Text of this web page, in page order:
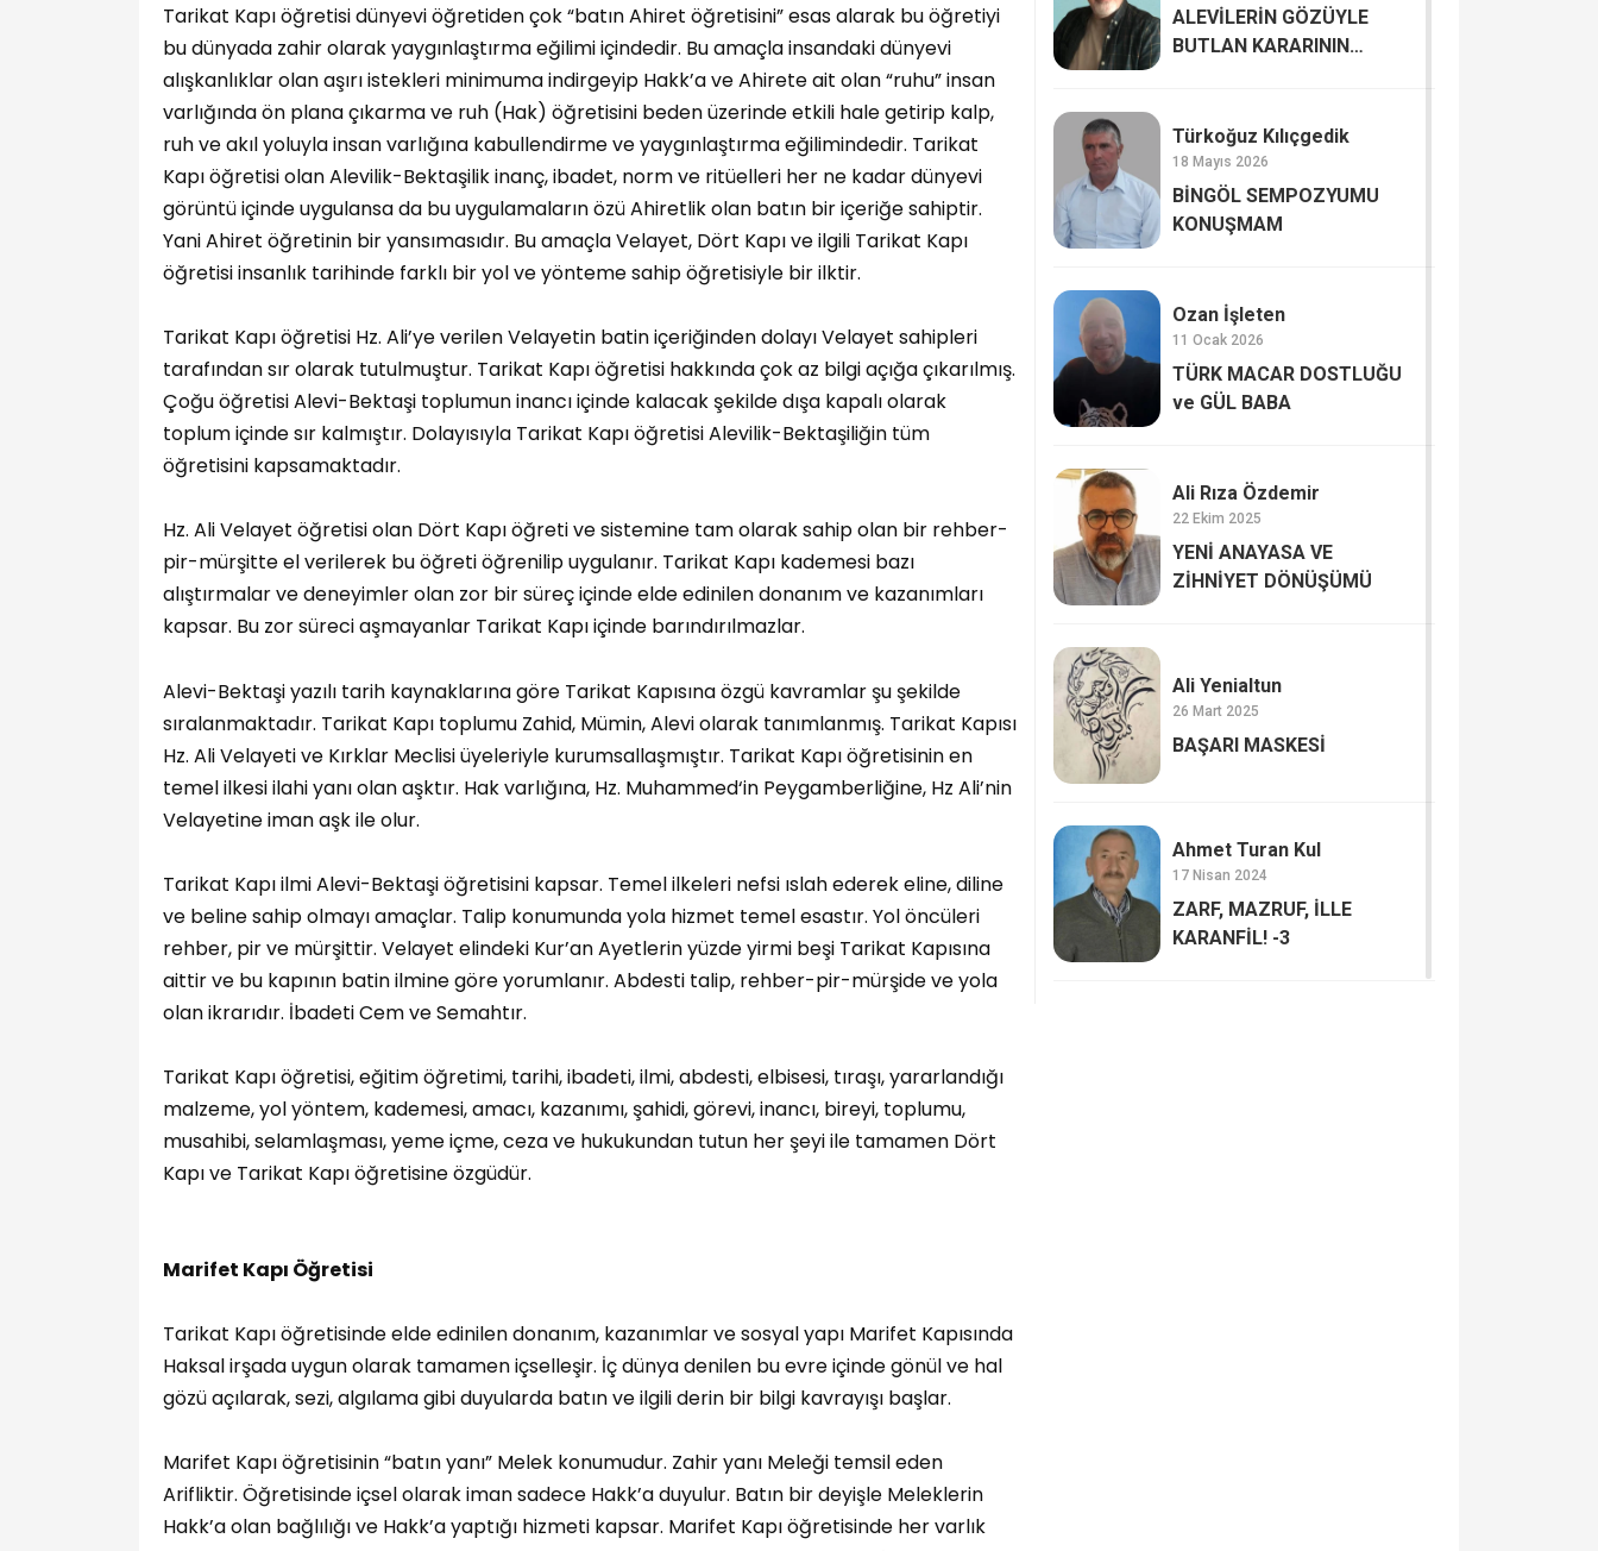
Tarikat Kapı öğretisi dünyevi öğretiden çok “batın Ahiret öğretisini” esas alarak bu öğretiyi
bu dünyada zahir olarak yaygınlaştırma eğilimi içindedir. Bu amaçla insandaki dünyevi
alışkanlıklar olan aşırı istekleri minimuma indirgeyip Hakk’a ve Ahirete ait olan “ruhu” insan
varlığında ön plana çıkarma ve ruh (Hak) öğretisini beden üzerinde etkili hale getirip kalp,
ruh ve akıl yoluyla insan varlığına kabullendirme ve yaygınlaştırma eğilimindedir. Tarikat
Kapı öğretisi olan Alevilik-Bektaşilik inanç, ibadet, norm ve ritüelleri her ne kadar dünyevi
görüntü içinde uygulansa da bu uygulamaların özü Ahiretlik olan batın bir içeriğe sahiptir.
Yani Ahiret öğretinin bir yansımasıdır. Bu amaçla Velayet, Dört Kapı ve ilgili Tarikat Kapı
öğretisi insanlık tarihinde farklı bir yol ve yönteme sahip öğretisiyle bir ilktir.
Tarikat Kapı öğretisi Hz. Ali’ye verilen Velayetin batin içeriğinden dolayı Velayet sahipleri
tarafından sır olarak tutulmuştur. Tarikat Kapı öğretisi hakkında çok az bilgi açığa çıkarılmış.
Çoğu öğretisi Alevi-Bektaşi toplumun inancı içinde kalacak şekilde dışa kapalı olarak
toplum içinde sır kalmıştır. Dolayısıyla Tarikat Kapı öğretisi Alevilik-Bektaşiliğin tüm
öğretisini kapsamaktadır.
Hz. Ali Velayet öğretisi olan Dört Kapı öğreti ve sistemine tam olarak sahip olan bir rehber-
pir-mürşitte el verilerek bu öğreti öğrenilip uygulanır. Tarikat Kapı kademesi bazı
alıştırmalar ve deneyimler olan zor bir süreç içinde elde edinilen donanım ve kazanımları
kapsar. Bu zor süreci aşmayanlar Tarikat Kapı içinde barındırılmazlar.
Alevi-Bektaşi yazılı tarih kaynaklarına göre Tarikat Kapısına özgü kavramlar şu şekilde
sıralanmaktadır. Tarikat Kapı toplumu Zahid, Mümin, Alevi olarak tanımlanmış. Tarikat Kapısı
Hz. Ali Velayeti ve Kırklar Meclisi üyeleriyle kurumsallaşmıştır. Tarikat Kapı öğretisinin en
temel ilkesi ilahi yanı olan aşktır. Hak varlığına, Hz. Muhammed‘in Peygamberliğine, Hz Ali’nin
Velayetine iman aşk ile olur.
Tarikat Kapı ilmi Alevi-Bektaşi öğretisini kapsar. Temel ilkeleri nefsi ıslah ederek eline, diline
ve beline sahip olmayı amaçlar. Talip konumunda yola hizmet temel esastır. Yol öncüleri
rehber, pir ve mürşittir. Velayet elindeki Kur’an Ayetlerin yüzde yirmi beşi Tarikat Kapısına
aittir ve bu kapının batin ilmine göre yorumlanır. Abdesti talip, rehber-pir-mürşide ve yola
olan ikrarıdır. İbadeti Cem ve Semahtır.
Tarikat Kapı öğretisi, eğitim öğretimi, tarihi, ibadeti, ilmi, abdesti, elbisesi, tıraşı, yararlandığı
malzeme, yol yöntem, kademesi, amacı, kazanımı, şahidi, görevi, inancı, bireyi, toplumu,
musahibi, selamlaşması, yeme içme, ceza ve hukukundan tutun her şeyi ile tamamen Dört
Kapı ve Tarikat Kapı öğretisine özgüdür.
Marifet Kapı Öğretisi
Tarikat Kapı öğretisinde elde edinilen donanım, kazanımlar ve sosyal yapı Marifet Kapısında
Haksal irşada uygun olarak tamamen içselleşir. İç dünya denilen bu evre içinde gönül ve hal
gözü açılarak, sezi, algılama gibi duyularda batın ve ilgili derin bir bilgi kavrayışı başlar.
Marifet Kapı öğretisinin “batın yanı” Melek konumudur. Zahir yanı Meleği temsil eden
Arifliktir. Öğretisinde içsel olarak iman sadece Hakk’a duyulur. Batın bir deyişle Meleklerin
Hakk’a olan bağlılığı ve Hakk’a yaptığı hizmeti kapsar. Marifet Kapı öğretisinde her varlık
ALEVİLERİN GÖZÜYLE
BUTLAN KARARININ
Türkoğuz Kılıçgedik
18 Mayıs 2026
BİNGÖL SEMPOZYUMU
KONUŞMAM
Ozan İşleten
11 Ocak 2026
TÜRK MACAR DOSTLUĞU
ve GÜL BABA
Ali Rıza Özdemir
22 Ekim 2025
YENİ ANAYASA VE
ZİHNİYET DÖNÜŞÜMÜ
Ali Yenialtun
26 Mart 2025
BAŞARI MASKESİ
Ahmet Turan Kul
17 Nisan 2024
ZARF, MAZRUF, İLLE
KARANFİL! -3